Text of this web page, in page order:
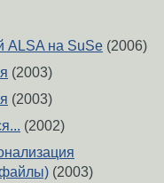
ALSA на SuSe (2006)
(2003)
(2003)
(2002)
файлы) (2003)